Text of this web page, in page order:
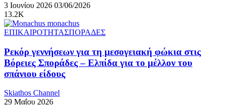
3 Ιουνίου 2026 03/06/2026
13.2K
ΕΠΙΚΑΙΡΟΤΗΤΑΣΠΟΡΑΔΕΣ
Ρεκόρ γεννήσεων για τη μεσογειακή φώκια στις
Βόρειες Σποράδες – Ελπίδα για το μέλλον του
σπάνιου είδους
Skiathos Channel
29 Μαΐου 2026